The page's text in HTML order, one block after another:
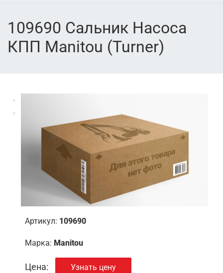
109690 Сальник Насоса
КПП Manitou (Turner)
Артикул: 109690
Марка: Manitou
Цена: Узнать цену